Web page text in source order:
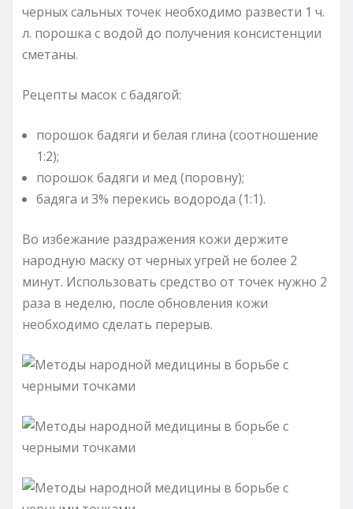
черных сальных точек необходимо развести 1 ч.
л. порошка с водой до получения консистенции
сметаны.
Рецепты масок с бадягой:
порошок бадяги и белая глина (соотношение
1:2);
порошок бадяги и мед (поровну);
бадяга и 3% перекись водорода (1:1).
Во избежание раздражения кожи держите
народную маску от черных угрей не более 2
минут. Использовать средство от точек нужно 2
раза в неделю, после обновления кожи
необходимо сделать перерыв.